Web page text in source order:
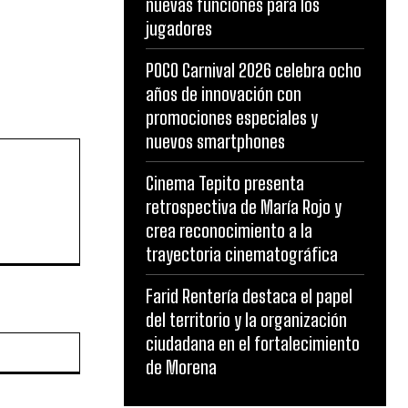
nuevas funciones para los
jugadores
POCO Carnival 2026 celebra ocho
años de innovación con
promociones especiales y
nuevos smartphones
Cinema Tepito presenta
retrospectiva de María Rojo y
crea reconocimiento a la
trayectoria cinematográfica
Farid Rentería destaca el papel
del territorio y la organización
ciudadana en el fortalecimiento
de Morena